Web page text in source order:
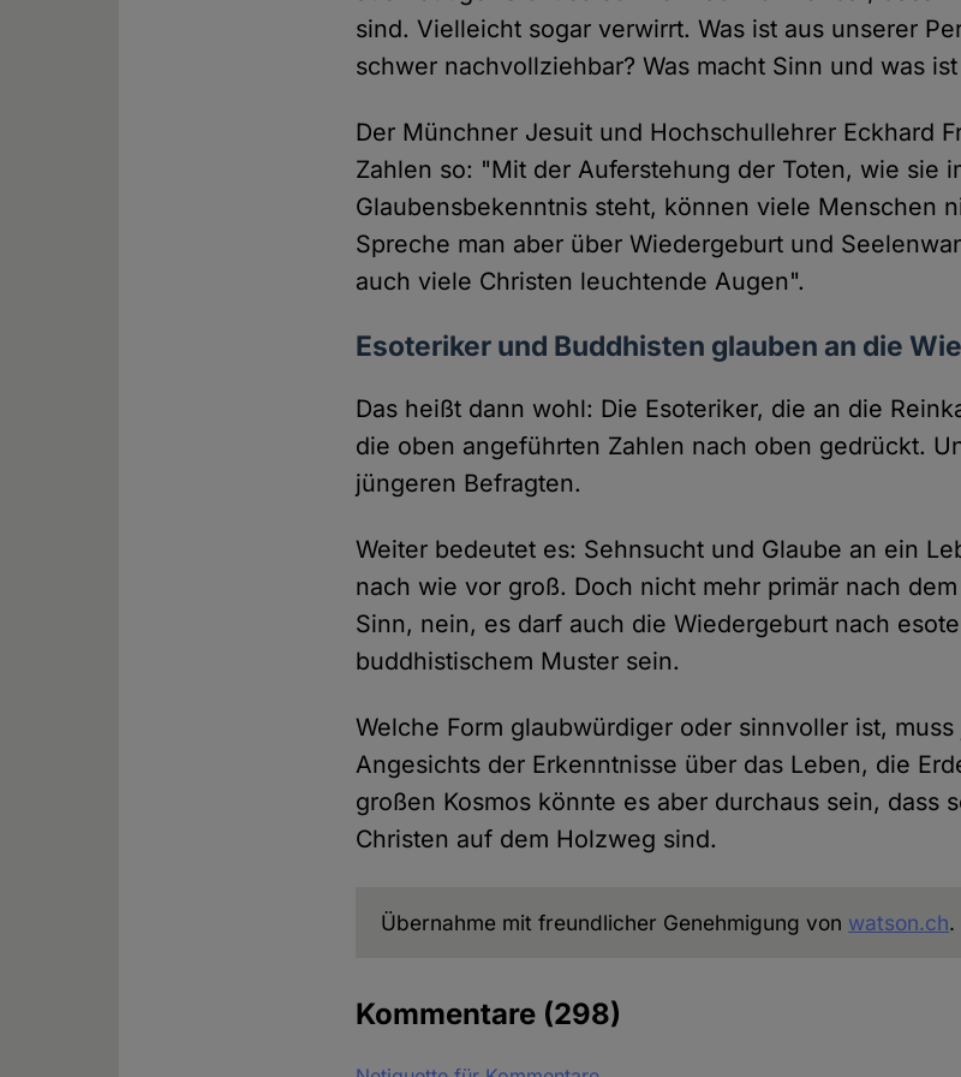
sind. Vielleicht sogar verwirrt. Was ist aus unserer
schwer nachvollziehbar? Was macht Sinn und was
Der Münchner Jesuit und Hochschullehrer Eckhard
Zahlen so: "Mit der Auferstehung der Toten, wie sie
Glaubensbekenntnis steht, können viele Menschen
Spreche man aber über Wiedergeburt und
auch viele Christen leuchtende Augen".
Esoteriker und Buddhisten glauben an die
Das heißt dann wohl: Die Esoteriker, die an die
die oben angeführten Zahlen nach oben gedrückt.
jüngeren Befragten.
Weiter bedeutet es: Sehnsucht und Glaube an ein
nach wie vor groß. Doch nicht mehr primär nach
Sinn, nein, es darf auch die Wiedergeburt nach
buddhistischem Muster sein.
Welche Form glaubwürdiger oder sinnvoller ist,
Angesichts der Erkenntnisse über das Leben, die
großen Kosmos könnte es aber durchaus sein, dass
Christen auf dem Holzweg sind.
Übernahme mit freundlicher Genehmigung von watson.ch.
Kommentare (298)